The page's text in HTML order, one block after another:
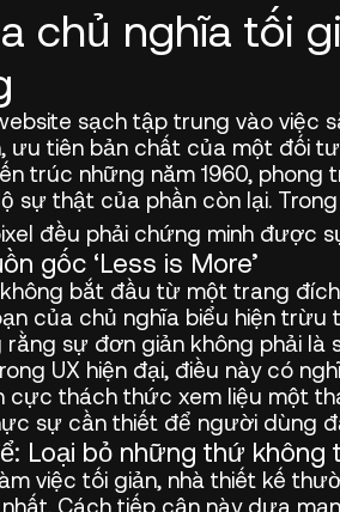
chủ nghĩa tối
sạch tập trung vào việc
ưu tiên bản chất của một đối
trúc những năm 1960,
sự thật của phần còn lại.
đều phải chứng minh được
gốc ‘Less is More’
bắt đầu từ một trang
của chủ nghĩa biểu hiện
sự đơn giản không phải
UX hiện đại, điều này có
cực thách thức xem liệu một
sự cần thiết để người dùng
Loại bỏ những thứ không
việc tối giản, nhà thiết kế
Cách tiếp cận này dựa